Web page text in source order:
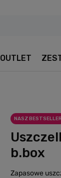
OUTLET
NASZ BESTSELLER
b.box
Zapasowe